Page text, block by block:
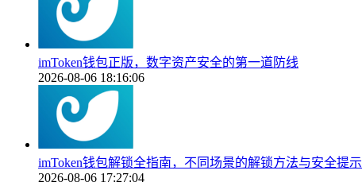
imToken钱包正版，数字资产安全的第一道防线
2026-08-06 18:16:06
imToken钱包解锁全指南，不同场景的解锁方法与安全提示
2026-08-06 17:27:04